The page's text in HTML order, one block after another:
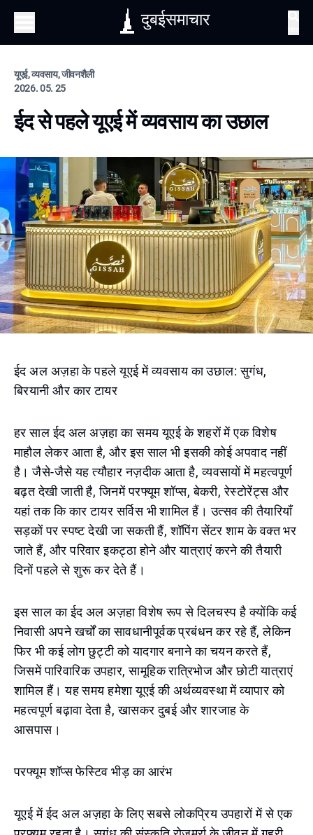
दुबईसमाचार
यूएई, व्यवसाय, जीवनशैली
2026. 05. 25
ईद से पहले यूएई में व्यवसाय का उछाल
ईद अल अज़हा के पहले यूएई में व्यवसाय का उछाल: सुगंध,
बिरयानी और कार टायर
हर साल ईद अल अज़हा का समय यूएई के शहरों में एक विशेष
माहौल लेकर आता है, और इस साल भी इसकी कोई अपवाद नहीं
है। जैसे-जैसे यह त्यौहार नज़दीक आता है, व्यवसायों में महत्वपूर्ण
बढ़त देखी जाती है, जिनमें परफ्यूम शॉप्स, बेकरी, रेस्टोरेंट्स और
यहां तक कि कार टायर सर्विस भी शामिल हैं। उत्सव की तैयारियाँ
सड़कों पर स्पष्ट देखी जा सकती हैं, शॉपिंग सेंटर शाम के वक्त भर
जाते हैं, और परिवार इकट्ठा होने और यात्राएं करने की तैयारी
दिनों पहले से शुरू कर देते हैं।
इस साल का ईद अल अज़हा विशेष रूप से दिलचस्प है क्योंकि कई
निवासी अपने खर्चों का सावधानीपूर्वक प्रबंधन कर रहे हैं, लेकिन
फिर भी कई लोग छुट्टी को यादगार बनाने का चयन करते हैं,
जिसमें पारिवारिक उपहार, सामूहिक रात्रिभोज और छोटी यात्राएं
शामिल हैं। यह समय हमेशा यूएई की अर्थव्यवस्था में व्यापार को
महत्वपूर्ण बढ़ावा देता है, खासकर दुबई और शारजाह के
आसपास।
परफ्यूम शॉप्स फेस्टिव भीड़ का आरंभ
यूएई में ईद अल अज़हा के लिए सबसे लोकप्रिय उपहारों में से एक